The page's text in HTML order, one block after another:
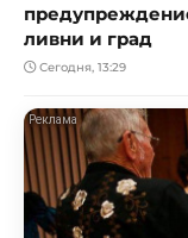
ливни и град
Сегодня, 13:29